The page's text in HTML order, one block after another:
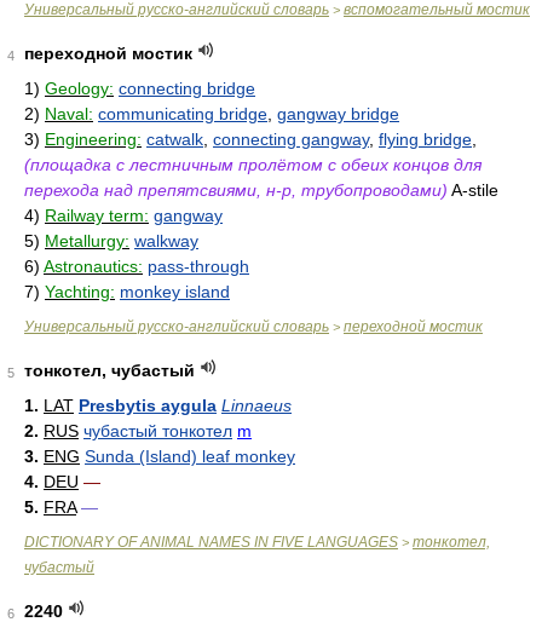
Универсальный русско-английский словарь > вспомогательный мостик
4
переходной мостик
1) Geology: connecting bridge
2) Naval: communicating bridge gangway bridge
3) Engineering: catwalk connecting gangway, flying bridge
(площадка с лестничным пролётом с обеих концов для
перехода над препятсвиями, н-р, трубопроводами) A-stile
4) Railway term: gangway
5) Metallurgy: walkway
6) Astronautics: pass-through
7) Yachting: monkey island
Универсальный русско-английский словарь > переходной мостик
5
тонкотел, чубастый
1. LAT Presbytis aygula Linnaeus
2. RUS чубастый тонкотел m
3. ENG Sunda (Island) leaf monkey
4. DEU —
5. FRA —
DICTIONARY OF ANIMAL NAMES IN FIVE LANGUAGES > тонкотел,
чубастый
6
2240